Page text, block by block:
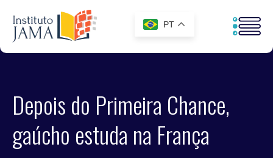
PT
Depois do Primeira Chance,
gaúcho estuda na França